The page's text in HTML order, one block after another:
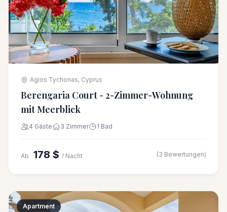
Agios Tychonas, Cyprus
Berengaria Court - 2-Zimmer-Wohnung
mit Meerblick
4 Gäste 3 Zimmer 1 Bad
Ab 178 $ / Nacht (3 Bewertungen)
Apartment